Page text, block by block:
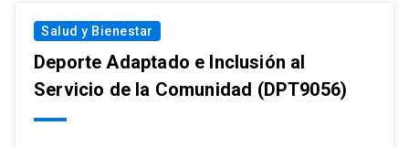
colaborativo y trabajo en equipo. Los
aprendizajes se evaluarán mediante rubricas,
presentaciones, bitácoras y un proyecto A+S.
Salud y Bienestar
Deporte Adaptado e Inclusión al
Servicio de la Comunidad (DPT9056)